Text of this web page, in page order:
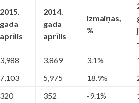
2015.
gada
aprīlis
2014.
gada
aprīlis
Izmaiņas,
%
3,988 3,869 3.1%
7,103 5,975 18.9%
320 352 -9.1%